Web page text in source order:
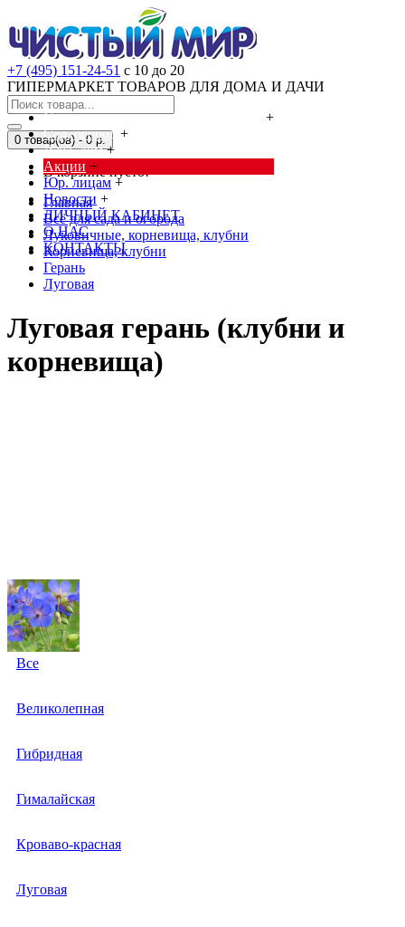
+7 (495) 151-24-51 с 10 до 20
ГИПЕРМАРКЕТ ТОВАРОВ ДЛЯ ДОМА И ДАЧИ
Cредства от насекомых и грызунов
+
Сад, огород +
Дача, дом +
Акции +
Юр. лицам +
Новости +
ЛИЧНЫЙ КАБИНЕТ
О НАС
КОНТАКТЫ
0 товар(ов) - 0 р.
В корзине пусто!
Главная
Всё для сада и огорода
Луковичные, корневища, клубни
Корневища, клубни
Герань
Луговая
Луговая герань (клубни и
корневища)
Все
Великолепная
Гибридная
Гималайская
Кроваво-красная
Луговая